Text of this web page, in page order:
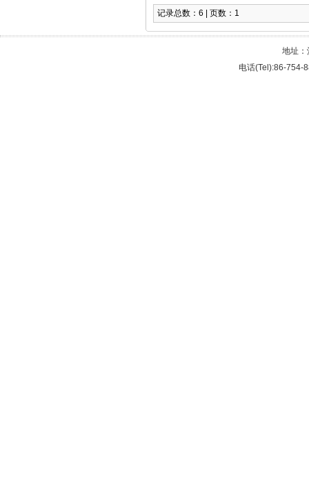
记录总数：6 | 页数：1
地址：
电话(Tel):86-754-